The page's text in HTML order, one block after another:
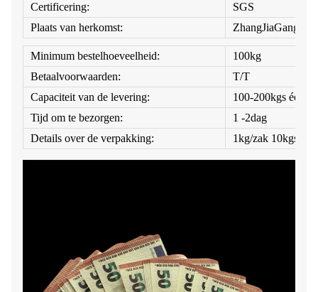
Certificering:
SGS
Plaats van herkomst:
ZhangJiaGang
Minimum bestelhoeveelheid:
100kg
Betaalvoorwaarden:
T/T
Capaciteit van de levering:
100-200kgs één
Tijd om te bezorgen:
1 -2dag
Details over de verpakking:
1kg/zak 10kgs/